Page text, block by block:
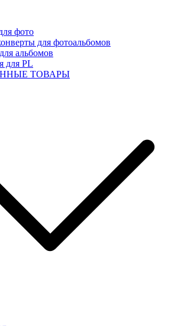
фото
для фотоальбомов
альбомов
для PL
ТОВАРЫ